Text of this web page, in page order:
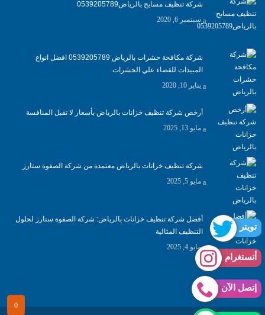
شركة تنظيف مسابح بالرياض0539205789
سبتمبر 6, 2020
شركة مكافحة حشرات بالرياض 0539205789 افضل انواع
المبيدات للقضاء علي الحشرات
يناير 10, 2020
أرخص شركة تنظيف خزانات بالرياض بأسعار لا تقبل المنافسة
مايو 13, 2025
شركة تنظيف خزانات بالرياض معتمدة من شركة الصفوة ستارز
مايو 5, 2025
أفضل شركة تنظيف خزانات بالرياض: شركة الصفوة ستارز لحلول
التنظيف المثالية
مايو 4, 2025
إتصل الآن
أنستغرام
تويتر